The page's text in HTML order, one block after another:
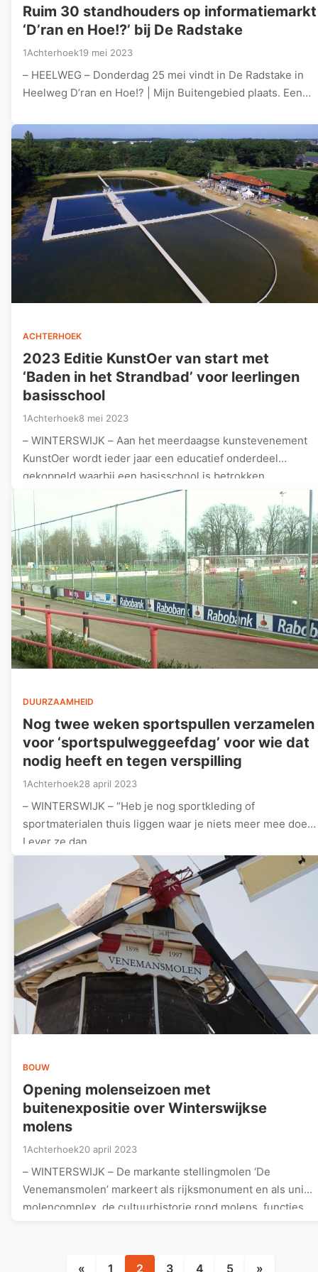
Ruim 30 standhouders op informatiemarkt
‘D’ran en Hoe!?’ bij De Radstake
1Achterhoek19 mei 2023
– HEELWEG – Donderdag 25 mei vindt in De Radstake in
Heelweg D’ran en Hoe!? | Mijn Buitengebied plaats. Een…
ACHTERHOEK
2023 Editie KunstOer van start met
‘Baden in het Strandbad’ voor leerlingen
basisschool
1Achterhoek8 mei 2023
– WINTERSWIJK – Aan het meerdaagse kunstevenement
KunstOer wordt ieder jaar een educatief onderdeel
gekoppeld waarbij een basisschool is betrokken.…
DUURZAAMHEID
Nog twee weken sportspullen verzamelen
voor ‘sportspulweggeefdag’ voor wie dat
nodig heeft en tegen verspilling
1Achterhoek28 april 2023
– WINTERSWIJK – “Heb je nog sportkleding of
sportmaterialen thuis liggen waar je niets meer mee doet?
Lever ze dan…
BOUW
Opening molenseizoen met
buitenexpositie over Winterswijkse
molens
1Achterhoek20 april 2023
– WINTERSWIJK – De markante stellingmolen ‘De
Venemansmolen’ markeert als rijksmonument en als uniek
molencomplex, de cultuurhistorie rond molens, functies…
« 1 2 3 4 5 »